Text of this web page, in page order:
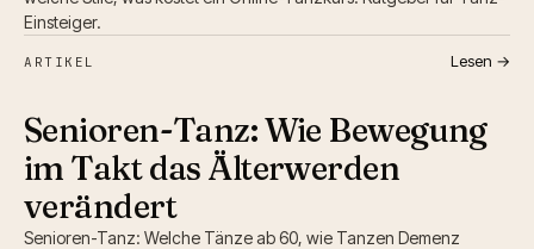
Möglichkeiten und
Grenzen
Einsteiger.
ARTIKEL Lesen →
Senioren-Tanz: Wie Bewegung
im Takt das Älterwerden
verändert
Senioren-Tanz: Welche Tänze ab 60, wie Tanzen Demenz